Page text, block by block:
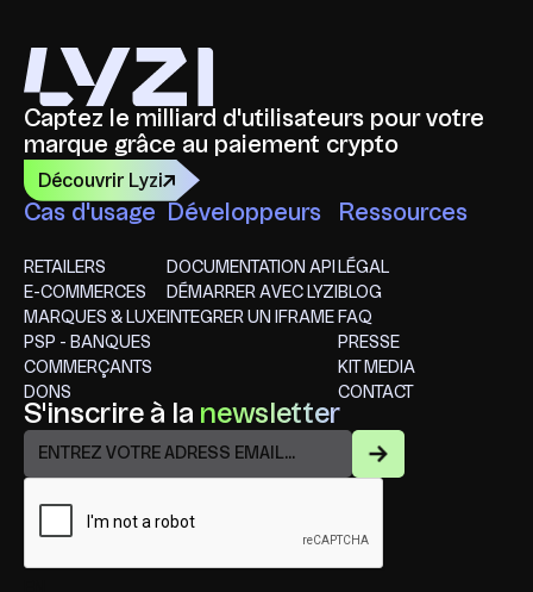
Captez le milliard d'utilisateurs pour votre
marque grâce au paiement crypto
Découvrir Lyzi
Cas d'usage
RETAILERS
E-COMMERCES
MARQUES & LUXE
PSP - BANQUES
COMMERÇANTS
DONS
Développeurs
DOCUMENTATION API
DÉMARRER AVEC LYZI
INTEGRER UN IFRAME
Ressources
LÉGAL
BLOG
FAQ
PRESSE
KIT MEDIA
CONTACT
S'inscrire à la newsletter